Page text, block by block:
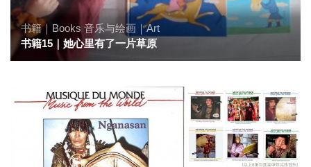
书籍｜Books 音乐与绘画｜Art
书籍15｜她心里有了一片草原